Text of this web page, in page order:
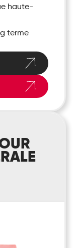
haute-
terme